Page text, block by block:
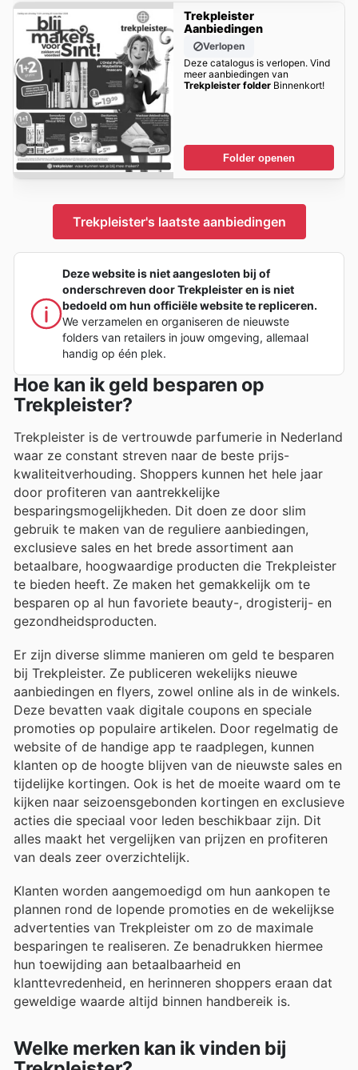
Trekpleister
Aanbiedingen
Verlopen
Deze catalogus is verlopen. Vind
meer aanbiedingen van
Trekpleister folderBinnenkort!
Folder openen
Trekpleister's laatste aanbiedingen
Deze website is niet aangesloten bij of
onderschreven door Trekpleister en is niet
bedoeld om hun officiële website te repliceren.
We verzamelen en organiseren de nieuwste
folders van retailers in jouw omgeving, allemaal
handig op één plek.
Hoe kan ik geld besparen op
Trekpleister?
Trekpleister is de vertrouwde parfumerie in Nederland
waar ze constant streven naar de beste prijs-
kwaliteitverhouding. Shoppers kunnen het hele jaar
door profiteren van aantrekkelijke
besparingsmogelijkheden. Dit doen ze door slim
gebruik te maken van de reguliere aanbiedingen,
exclusieve sales en het brede assortiment aan
betaalbare, hoogwaardige producten die Trekpleister
te bieden heeft. Ze maken het gemakkelijk om te
besparen op al hun favoriete beauty-, drogisterij- en
gezondheidsproducten.
Er zijn diverse slimme manieren om geld te besparen
bij Trekpleister. Ze publiceren wekelijks nieuwe
aanbiedingen en flyers, zowel online als in de winkels.
Deze bevatten vaak digitale coupons en speciale
promoties op populaire artikelen. Door regelmatig de
website of de handige app te raadplegen, kunnen
klanten op de hoogte blijven van de nieuwste sales en
tijdelijke kortingen. Ook is het de moeite waard om te
kijken naar seizoensgebonden kortingen en exclusieve
acties die speciaal voor leden beschikbaar zijn. Dit
alles maakt het vergelijken van prijzen en profiteren
van deals zeer overzichtelijk.
Klanten worden aangemoedigd om hun aankopen te
plannen rond de lopende promoties en de wekelijkse
advertenties van Trekpleister om zo de maximale
besparingen te realiseren. Ze benadrukken hiermee
hun toewijding aan betaalbaarheid en
klanttevredenheid, en herinneren shoppers eraan dat
geweldige waarde altijd binnen handbereik is.
Welke merken kan ik vinden bij